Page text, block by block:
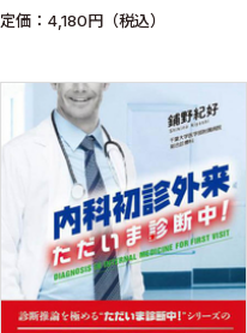
定価：4,180円（税込）